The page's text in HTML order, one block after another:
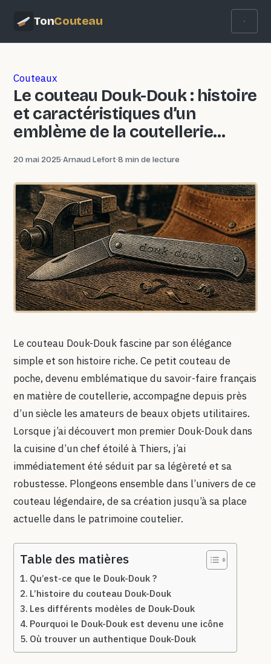
TonCouteau
Couteaux
Le couteau Douk-Douk : histoire
et caractéristiques d’un
emblème de la coutellerie
20 mai 2025·Arnaud Lefort·8 min de lecture
Le couteau Douk-Douk fascine par son élégance
simple et son histoire riche. Ce petit couteau de
poche, devenu emblématique du savoir-faire français
en matière de coutellerie, accompagne depuis près
d’un siècle les amateurs de beaux objets utilitaires.
Lorsque j’ai découvert mon premier Douk-Douk dans
la cuisine d’un chef étoilé à Thiers, j’ai
immédiatement été séduit par sa légèreté et sa
robustesse. Plongeons ensemble dans l’univers de ce
couteau légendaire, de sa création jusqu’à sa place
actuelle dans le patrimoine coutelier.
Table des matières
Qu’est-ce que le Douk-Douk ?
L’histoire du couteau Douk-Douk
Les différents modèles de Douk-Douk
Pourquoi le Douk-Douk est devenu une icône
Où trouver un authentique Douk-Douk